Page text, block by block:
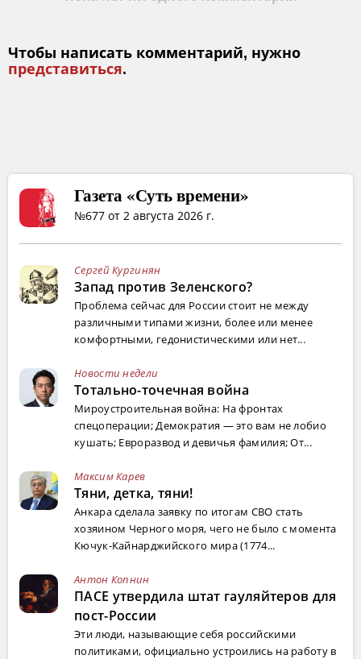
Чтобы написать комментарий, нужно
представиться.
Газета «Суть времени»
№677 от 2 августа 2026 г.
Сергей Кургинян
Запад против Зеленского?
Проблема сейчас для России стоит не между
различными типами жизни, более или менее
комфортными, гедонистическими или нет...
Новости недели
Тотально-точечная война
Мироустроительная война: На фронтах
спецоперации; Демократия — это вам не лобио
кушать; Евроразвод и девичья фамилия; От...
Максим Карев
Тяни, детка, тяни!
Анкара сделала заявку по итогам СВО стать
хозяином Черного моря, чего не было с момента
Кючук-Кайнарджийского мира (1774...
Антон Копнин
ПАСЕ утвердила штат гауляйтеров для
пост-России
Эти люди, называющие себя российскими
политиками, официально устроились на работу в